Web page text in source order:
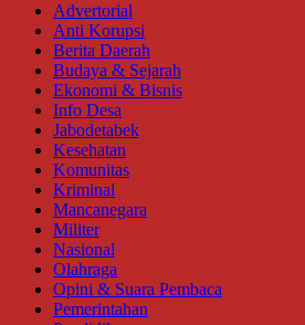
Advertorial
Anti Korupsi
Berita Daerah
Budaya & Sejarah
Ekonomi & Bisnis
Info Desa
Jabodetabek
Kesehatan
Komunitas
Kriminal
Mancanegara
Militer
Nasional
Olahraga
Opini & Suara Pembaca
Pemerintahan